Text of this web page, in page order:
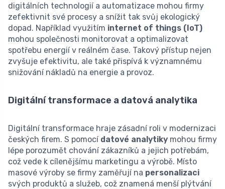
digitálních technologií a automatizace mohou firmy
zefektivnit své procesy a snížit tak svůj ekologický
dopad. Například využitím internet of things (IoT)
mohou společnosti monitorovat a optimalizovat
spotřebu energií v reálném čase. Takový přístup nejen
zvyšuje efektivitu, ale také přispívá k významnému
snižování nákladů na energie a provoz.
Digitální transformace a datová analytika
Digitální transformace hraje zásadní roli v modernizaci
českých firem. S pomocí datové analytiky mohou firmy
lépe porozumět chování zákazníků a jejich potřebám,
což vede k cílenějšímu marketingu a výrobě. Místo
masové výroby se firmy zaměřují na personalizaci
svých produktů a služeb, což znamená menší plýtvání